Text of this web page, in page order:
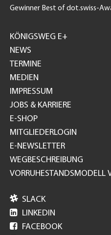
Gewinner Best of dot.swiss-
GH
KÖNIGSWEG E+
NEWS
TERMINE
MEDIEN
IMPRESSUM
JOBS & KARRIERE
E-SHOP
MITGLIEDERLOGIN
E-NEWSLETTER
WEGBESCHREIBUNG
VORRUHESTANDSMODELL
 SLACK
 LINKEDIN
 FACEBOOK